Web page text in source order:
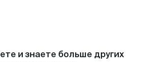
и знаете больше других